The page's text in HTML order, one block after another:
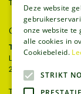
Toon alle
CONTACT
Tuincentrum Thiels
Liersesteenweg 68
2221 Heist-op-den-
T.
015 22 27 52
Deze website
onze website te
alle cookies in
Cookiebeleid.
STRIKT